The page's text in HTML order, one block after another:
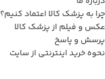
چرا به پزشک کالا اعتماد کنیم؟
عکس و فیلم از پزشک کالا
پرسش و پاسخ
نحوه خرید اینترنتی از سایت